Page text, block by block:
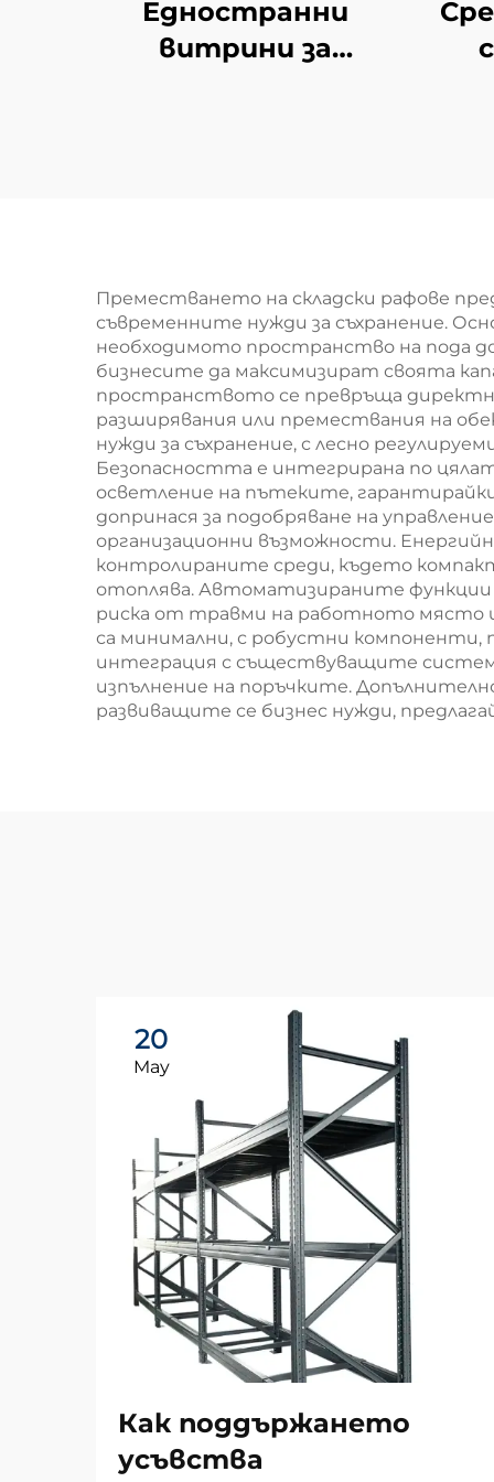
Едностранни
витрини за
Преместването на складски рафове
съвременните нужди за съхранение.
необходимото пространство на пода
бизнесите да максимизират своята
пространството се превръща
разширявания или премествания на
нужди за съхранение, с лесно
Безопасността е интегрирана по
осветление на пътеките,
допринася за подобряване на
организационни възможности.
контролираните среди, където
отоплява. Автоматизираните
риска от травми на работното място
са минимални, с робустни компоненти,
интеграция с съществуващите
изпълнение на поръчките.
развиващите се бизнес нужди,
20
May
Как поддържането
усъвства